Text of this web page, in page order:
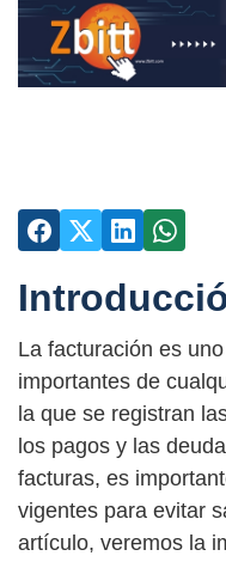
La facturación es
importantes de
la que se registran
los pagos y las
facturas, es
vigentes para evitar
artículo, veremos la